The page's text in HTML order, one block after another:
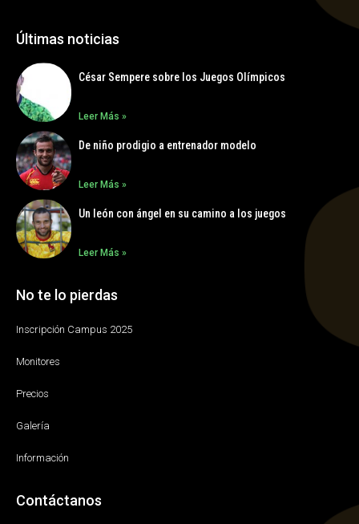
Últimas noticias
César Sempere sobre los Juegos Olímpicos
Leer Más »
De niño prodigio a entrenador modelo
Leer Más »
Un león con ángel en su camino a los juegos
Leer Más »
No te lo pierdas
Inscripción Campus 2025
Monitores
Precios
Galería
Información
Contáctanos